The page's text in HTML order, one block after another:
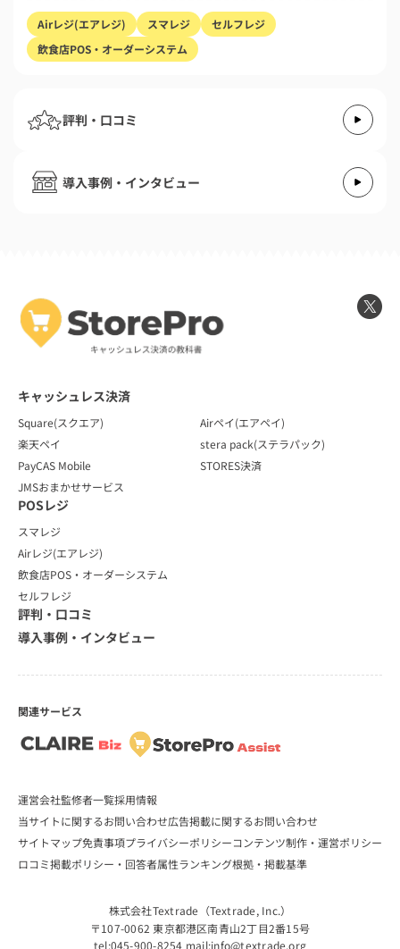
Airレジ(エアレジ) スマレジ
セルフレジ
飲食店POS・オーダーシステム
評判・口コミ
導入事例・インタビュー
キャッシュレス決済
Square(スクエア)
Airペイ(エアペイ)
楽天ペイ
stera pack(ステラパック)
PayCAS Mobile
STORES決済
JMSおまかせサービス
POSレジ
スマレジ
Airレジ(エアレジ)
飲食店POS・オーダーシステム
セルフレジ
評判・口コミ
導入事例・インタビュー
関連サービス
運営会社監修者一覧採用情報
当サイトに関するお問い合わせ広告掲載に関するお問い合わせ
サイトマップ免責事項プライバシーポリシーコンテンツ制作・運営ポリシー
ロコミ掲載ポリシー・回答者属性ランキング根拠・掲載基準
株式会社Textrade（Textrade, Inc.）
〒107-0062 東京都港区南青山2丁目2番15号
tel:045-900-8254 mail:info@textrade.org